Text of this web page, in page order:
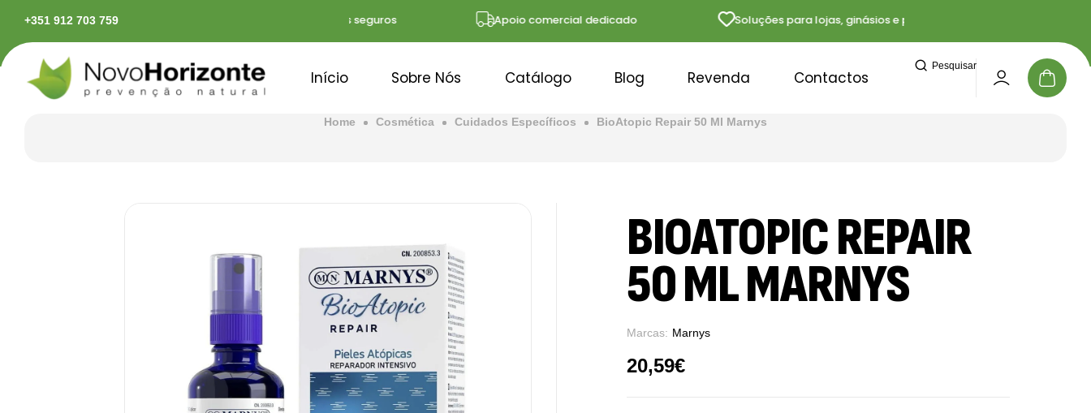
+351 912 703 759
em território continental Pagamentos seguros Apoio comercial dedicado Soluções para lojas, ginásios e profissionais
Início Sobre Nós Catálogo Blog Revenda Contactos
Pesquisar
Home Cosmética Cuidados Específicos BioAtopic Repair 50 Ml Marnys
BIOATOPIC REPAIR
50 ML MARNYS
Marcas: Marnys
20,59€